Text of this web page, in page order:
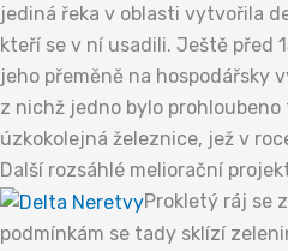
jediná řeka v oblasti vytvořila
kteří se v ní usadili. Ještě před
jeho přeměně na hospodářsky
z nichž jedno bylo
úzkokolejná železnice, jež v
Další rozsáhlé meliorační
Prokletý ráj se
podmínkám se tady sklízí